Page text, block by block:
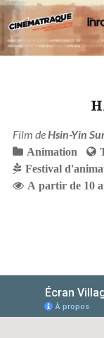
Film de Hsin-Yin
Animation
Festival
A partir de 10